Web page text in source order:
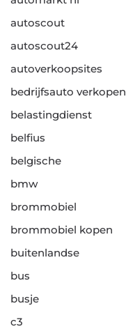
autoscout
autoscout24
autoverkoopsites
bedrijfsauto verkopen
belastingdienst
belfius
belgische
bmw
brommobiel
brommobiel kopen
buitenlandse
bus
busje
c3